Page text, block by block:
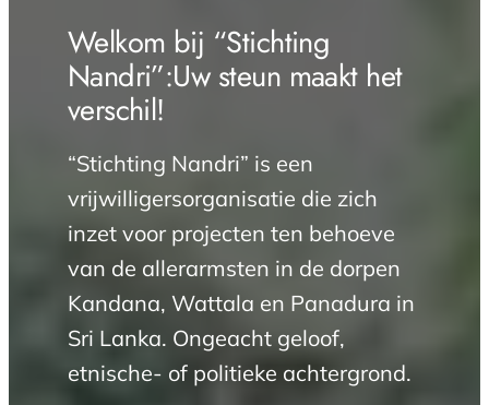
Welkom bij “Stichting
Nandri”:Uw steun maakt het
verschil!
“Stichting Nandri” is een
vrijwilligersorganisatie die zich
inzet voor projecten ten behoeve
van de allerarmsten in de dorpen
Kandana, Wattala en Panadura in
Sri Lanka. Ongeacht geloof,
etnische- of politieke achtergrond.